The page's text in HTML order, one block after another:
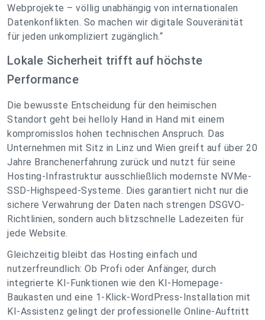
Webprojekte – völlig unabhängig von internationalen
Datenkonflikten. So machen wir digitale Souveränität
für jeden unkompliziert zugänglich.“
Lokale Sicherheit trifft auf höchste
Performance
Die bewusste Entscheidung für den heimischen
Standort geht bei helloly Hand in Hand mit einem
kompromisslos hohen technischen Anspruch. Das
Unternehmen mit Sitz in Linz und Wien greift auf über 20
Jahre Branchenerfahrung zurück und nutzt für seine
Hosting-Infrastruktur ausschließlich modernste NVMe-
SSD-Highspeed-Systeme. Dies garantiert nicht nur die
sichere Verwahrung der Daten nach strengen DSGVO-
Richtlinien, sondern auch blitzschnelle Ladezeiten für
jede Website.
Gleichzeitig bleibt das Hosting einfach und
nutzerfreundlich: Ob Profi oder Anfänger, durch
integrierte KI-Funktionen wie den KI-Homepage-
Baukasten und eine 1-Klick-WordPress-Installation mit
KI-Assistenz gelingt der professionelle Online-Auftritt